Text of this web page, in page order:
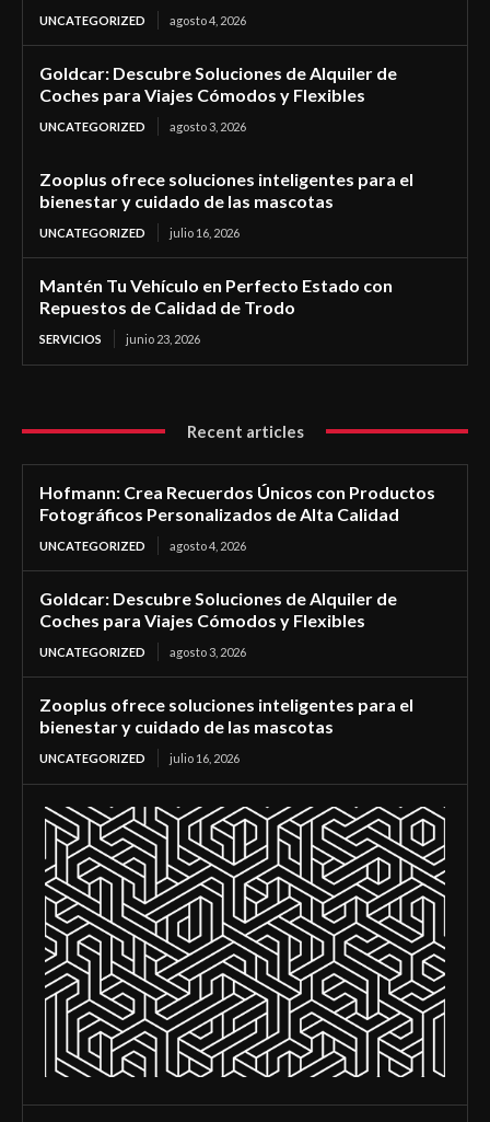
UNCATEGORIZED agosto 4, 2026
Goldcar: Descubre Soluciones de Alquiler de
Coches para Viajes Cómodos y Flexibles
UNCATEGORIZED agosto 3, 2026
Zooplus ofrece soluciones inteligentes para el
bienestar y cuidado de las mascotas
UNCATEGORIZED julio 16, 2026
Mantén Tu Vehículo en Perfecto Estado con
Repuestos de Calidad de Trodo
SERVICIOS junio 23, 2026
Recent articles
Hofmann: Crea Recuerdos Únicos con Productos
Fotográficos Personalizados de Alta Calidad
UNCATEGORIZED agosto 4, 2026
Goldcar: Descubre Soluciones de Alquiler de
Coches para Viajes Cómodos y Flexibles
UNCATEGORIZED agosto 3, 2026
Zooplus ofrece soluciones inteligentes para el
bienestar y cuidado de las mascotas
UNCATEGORIZED julio 16, 2026